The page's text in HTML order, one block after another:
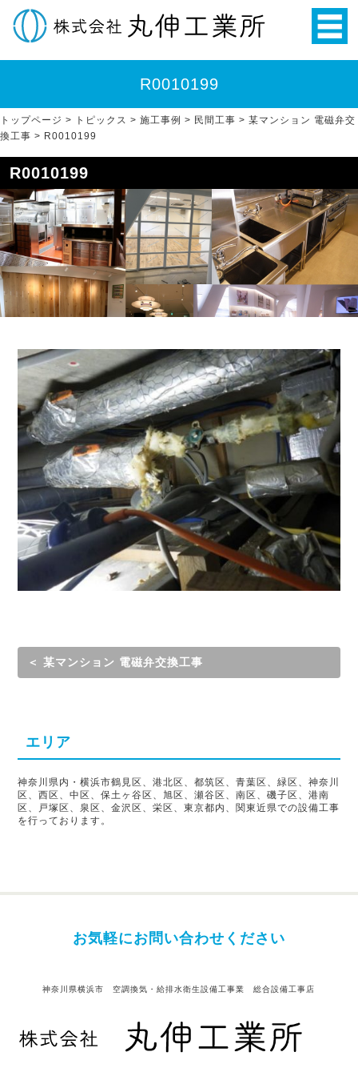
R0010199
トップページ > トピックス > 施工事例 > 民間工事 > 某マンション 電磁弁交
換工事 > R0010199
R0010199
＜ 某マンション 電磁弁交換工事
エリア
神奈川県内・横浜市鶴見区、港北区、都筑区、青葉区、緑区、神奈川
区、西区、中区、保土ヶ谷区、旭区、瀬谷区、南区、磯子区、港南
区、戸塚区、泉区、金沢区、栄区、東京都内、関東近県での設備工事
を行っております。
お気軽にお問い合わせください
神奈川県横浜市 空調換気・給排水衛生設備工事業 総合設備工事店